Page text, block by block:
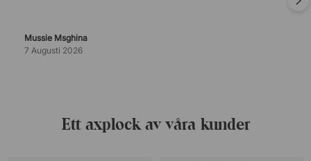
Mussie Msghina
7 Augusti 2026
Ett axplock av våra kunder